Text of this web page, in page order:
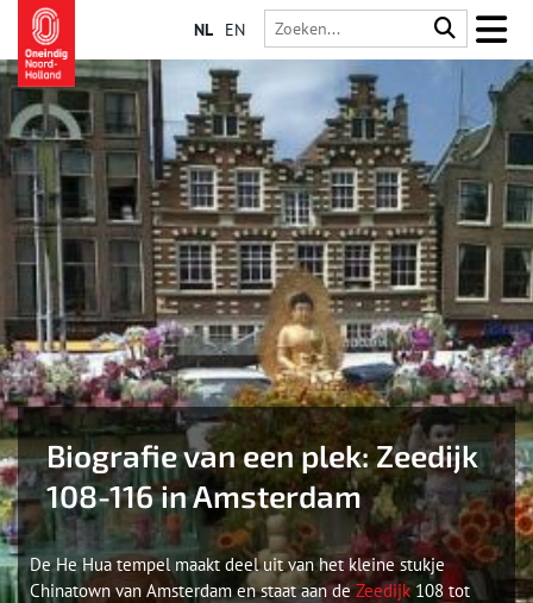
NL EN
Biografie van een plek: Zeedijk
108-116 in Amsterdam
De He Hua tempel maakt deel uit van het kleine stukje
Chinatown van Amsterdam en staat aan deZeedijk108 tot